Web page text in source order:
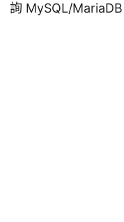
詢 MySQL/MariaDB